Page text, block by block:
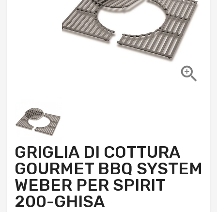

GRIGLIA DI COTTURA
GOURMET BBQ SYSTEM
WEBER PER SPIRIT
200-GHISA